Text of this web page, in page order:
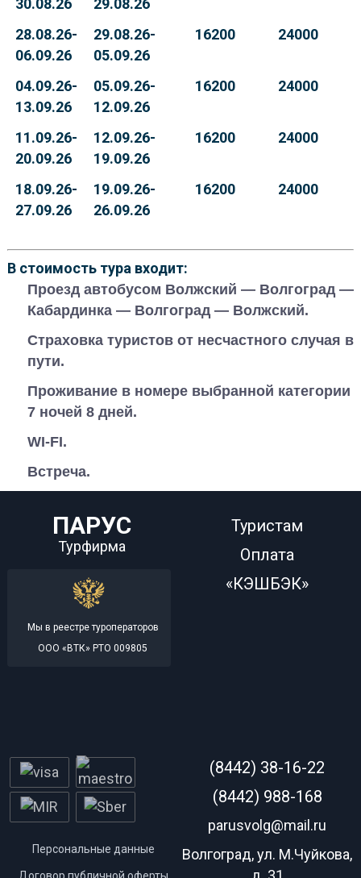
30.08.26
29.08.26
28.08.26-
06.09.26
29.08.26-
05.09.26
16200 24000
04.09.26-
13.09.26
05.09.26-
12.09.26
16200 24000
11.09.26-
20.09.26
12.09.26-
19.09.26
16200 24000
18.09.26-
27.09.26
19.09.26-
26.09.26
16200 24000
В стоимость тура входит:
Проезд автобусом Волжский — Волгоград —
Кабардинка — Волгоград — Волжский.
Страховка туристов от несчастного случая в
пути.
Проживание в номере выбранной категории
7 ночей 8 дней.
WI-FI.
Встреча.
ПАРУС
Турфирма
Мы в реестре туроператоров
ООО «ВТК» РТО 009805
Туристам
Оплата
«КЭШБЭК»
Персональные данные
(8442) 38-16-22
(8442) 988-168
parusvolg@mail.ru
Волгоград, ул. М.Чуйкова,